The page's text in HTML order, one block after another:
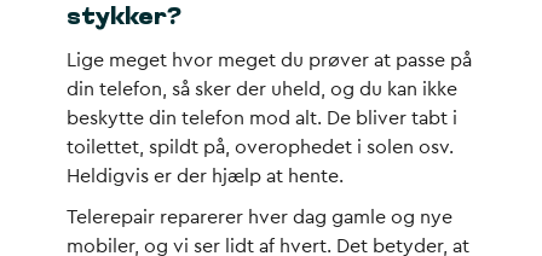
stykker?
Lige meget hvor meget du prøver at passe på
din telefon, så sker der uheld, og du kan ikke
beskytte din telefon mod alt. De bliver tabt i
toilettet, spildt på, overophedet i solen osv.
Heldigvis er der hjælp at hente.
Telerepair reparerer hver dag gamle og nye
mobiler, og vi ser lidt af hvert. Det betyder, at